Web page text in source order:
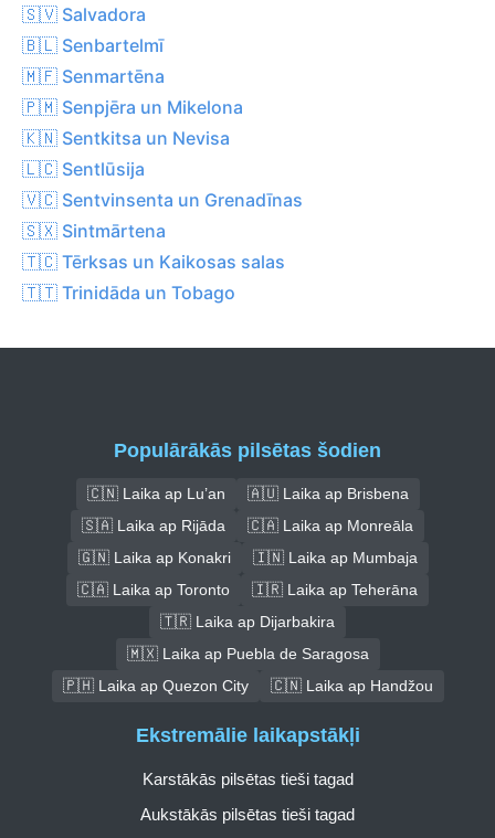
🇸🇻 Salvadora
🇧🇱 Senbartelmī
🇲🇫 Senmartēna
🇵🇲 Senpjēra un Mikelona
🇰🇳 Sentkitsa un Nevisa
🇱🇨 Sentlūsija
🇻🇨 Sentvinsenta un Grenadīnas
🇸🇽 Sintmārtena
🇹🇨 Tērksas un Kaikosas salas
🇹🇹 Trinidāda un Tobago
Populārākās pilsētas šodien
🇨🇳 Laika ap Lu’an
🇦🇺 Laika ap Brisbena
🇸🇦 Laika ap Rijāda
🇨🇦 Laika ap Monreāla
🇬🇳 Laika ap Konakri
🇮🇳 Laika ap Mumbaja
🇨🇦 Laika ap Toronto
🇮🇷 Laika ap Teherāna
🇹🇷 Laika ap Dijarbakira
🇲🇽 Laika ap Puebla de Saragosa
🇵🇭 Laika ap Quezon City
🇨🇳 Laika ap Handžou
Ekstremālie laikapstākļi
Karstākās pilsētas tieši tagad
Aukstākās pilsētas tieši tagad